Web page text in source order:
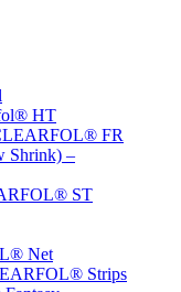
HT
FR
Shrink) –
ST
Net
Strips